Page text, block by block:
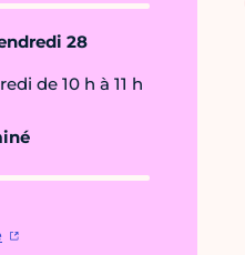
28
de 10 h à 11 h